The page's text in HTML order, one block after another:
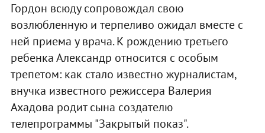
Гордон всюду сопровождал свою
возлюбленную и терпеливо ожидал вместе с
ней приема у врача. К рождению третьего
ребенка Александр относится с особым
трепетом: как стало известно журналистам,
внучка известного режиссера Валерия
Ахадова родит сына создателю
телепрограммы "Закрытый показ".